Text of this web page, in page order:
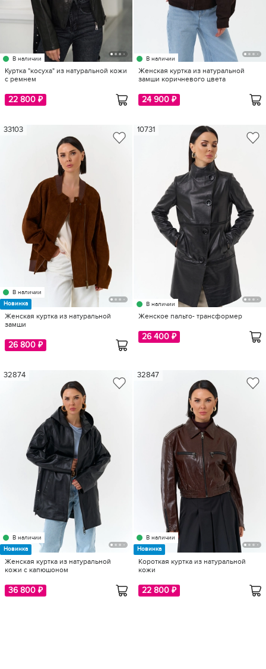
В наличии
Куртка "косуха" из натуральной кожи
с ремнем
22 800 ₽
В наличии
Женская куртка из натуральной
замши коричневого цвета
24 900 ₽
В наличии
Новинка
33103
Женская куртка из натуральной
замши
26 800 ₽
В наличии
10731
Женское пальто- трансформер
26 400 ₽
В наличии
Новинка
32874
Женская куртка из натуральной
кожи с капюшоном
36 800 ₽
В наличии
Новинка
32847
Короткая куртка из натуральной
кожи
22 800 ₽